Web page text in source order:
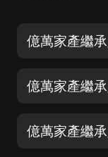
億萬家產繼